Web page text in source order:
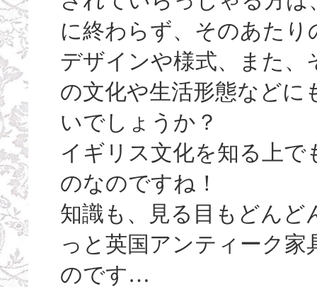
に終わらず、そのあた
デザインや様式、また
の文化や生活形態など
いでしょうか？
イギリス文化を知る上
のなのですね！
知識も、見る目もどんど
っと英国アンティーク
のです…